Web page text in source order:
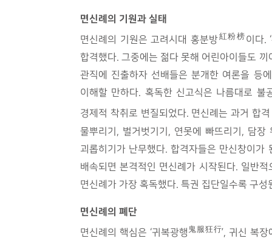
면신례의 기원과 실태
면신례의 기원은 고려시대 홍분방紅粉榜 이다.
합격했다. 그중에는 젊다 못해 어린아이들도
관직에 진출하자 선배들은 분개한 여론을 등
이해할 만하다. 혹독한 신고식은 나름대로
경제적 착취로 변질되었다. 면신례는 과거 합
물뿌리기, 벌거벗기기, 연못에 빠뜨리기, 담
괴롭히기가 난무했다. 합격자들은 만신창이
배속되면 본격적인 면신례가 시작된다. 일반
면신례가 가장 혹독했다. 특권 집단일수록 구
면신례의 폐단
면신례의 핵심은 ‘귀복광행 鬼服狂行’, 귀신 복